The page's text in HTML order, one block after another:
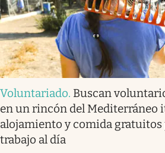
Voluntariado. Buscan
en un rincón del Mediterráneo
alojamiento y comida gratuitos
trabajo al día